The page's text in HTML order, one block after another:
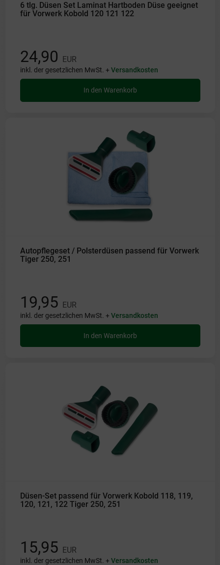
6 tlg. Düsen Set Laminat Hartboden Düse geeignet
für Vorwerk Kobold 120 121 122
24,90 EUR
inkl. der gesetzlichen MwSt. +Versandkosten
In den Warenkorb
Autopflegeset / Polsterdüsen passend für Vorwerk
Tiger 250, 251
19,95 EUR
inkl. der gesetzlichen MwSt. +Versandkosten
In den Warenkorb
Düsen-Set passend für Vorwerk Kobold 118, 119,
120, 121, 122 Tiger 250, 251
15,95 EUR
inkl. der gesetzlichen MwSt. +Versandkosten